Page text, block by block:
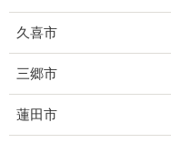
久喜市
三郷市
蓮田市